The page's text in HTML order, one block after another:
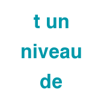
t un
niveau
de